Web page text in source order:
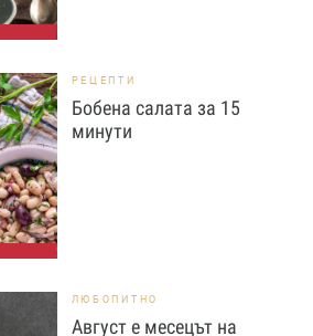
РЕЦЕПТИ
Бобена салата за 15
минути
ЛЮБОПИТНО
Август е месецът на